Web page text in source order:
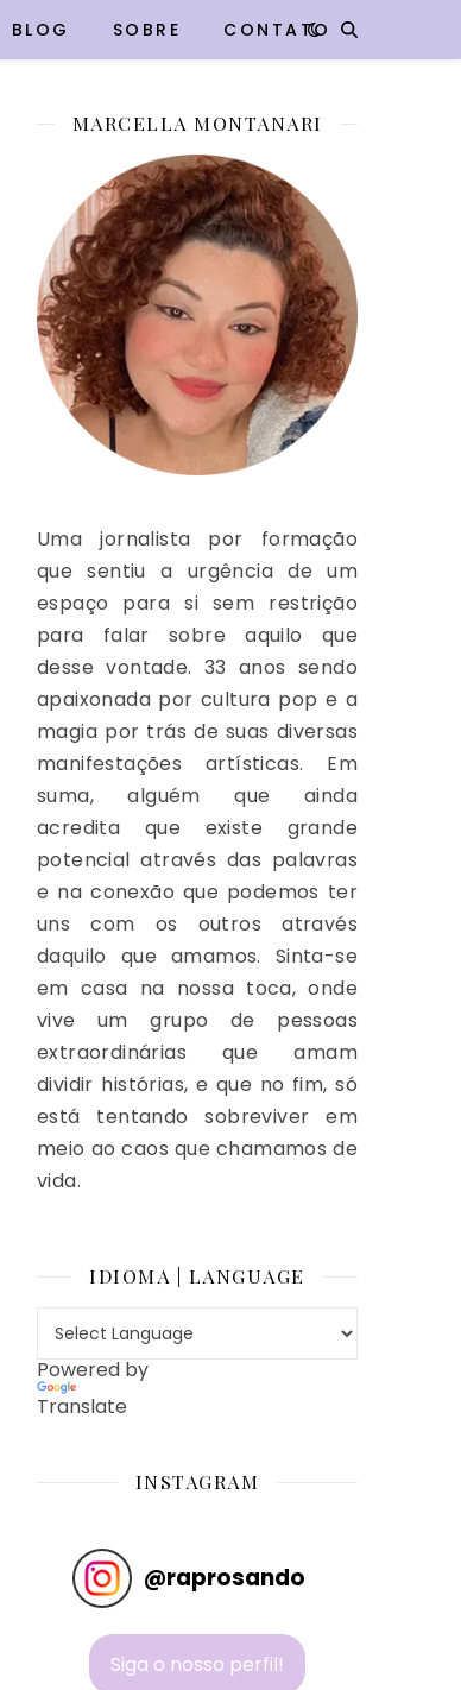
BLOG SOBRE CONTATO
MARCELLA MONTANARI
Uma jornalista por formação
que sentiu a urgência de um
espaço para si sem restrição
para falar sobre aquilo que
desse vontade. 33 anos sendo
apaixonada por cultura pop e a
magia por trás de suas diversas
manifestações artísticas. Em
suma, alguém que ainda
acredita que existe grande
potencial através das palavras
e na conexão que podemos ter
uns com os outros através
daquilo que amamos. Sinta-se
em casa na nossa toca, onde
vive um grupo de pessoas
extraordinárias que amam
dividir histórias, e que no fim, só
está tentando sobreviver em
meio ao caos que chamamos de
vida.
IDIOMA | LANGUAGE
Powered by
Translate
INSTAGRAM
@raprosando
Siga o nosso perfil!